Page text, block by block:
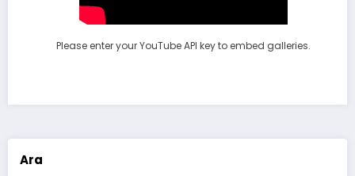
Please enter your YouTube API key to embed galleries.
Ara